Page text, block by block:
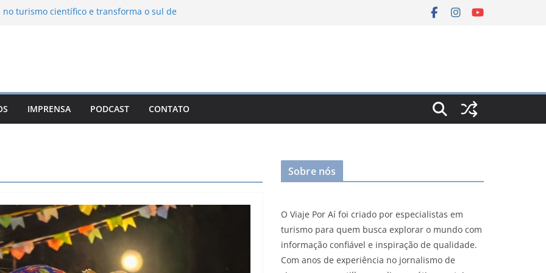
turismo científico e transforma o sul de
Campos do Jordão
León: o Pueblo Mágico com ruas
e turismo à beira da represa
IMPRENSA PODCAST CONTATO
Sobre nós
O Viaje Por Aí foi criado por especialistas em
turismo para quem busca explorar o mundo com
informação confiável e inspiração de qualidade.
Com anos de experiência no jornalismo de